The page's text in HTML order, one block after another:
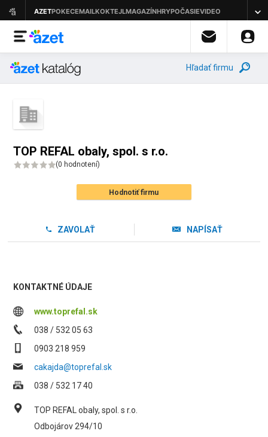
Hľadať firmu
TOP REFAL obaly, spol. s r.o.
(0 hodnotení)
Hodnotiť firmu
ZAVOLAŤ NAPÍSAŤ
KONTAKTNÉ ÚDAJE
www.toprefal.sk
038 / 532 05 63
0903 218 959
cakajda@toprefal.sk
038 / 532 17 40
TOP REFAL obaly, spol. s r.o.
Odbojárov 294/10